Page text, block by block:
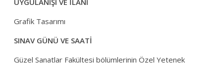
UYGULANIŞI VE İLANI
Grafik Tasarımı
SINAV GÜNÜ VE SAATİ
Güzel Sanatlar Fakültesi bölümlerinin Özel Yetenek